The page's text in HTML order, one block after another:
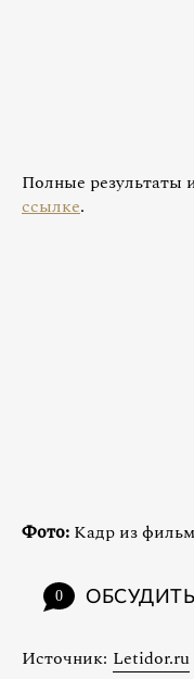
Полные результаты
ссылке.
Фото: Кадр из
0 ОБСУДИТЬ
Источник: Letidor.ru